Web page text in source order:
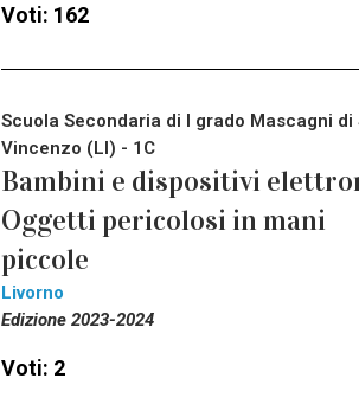
Voti: 162
Scuola Secondaria di I grado Mascagni di
Vincenzo (LI) - 1C
Bambini e dispositivi
Oggetti pericolosi in mani
piccole
Livorno
Edizione 2023-2024
Voti: 2